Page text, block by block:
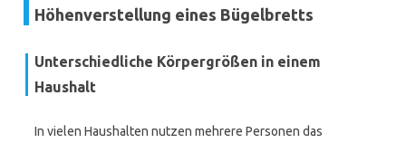
Höhenverstellung eines Bügelbretts
Unterschiedliche Körpergrößen in einem
Haushalt
In vielen Haushalten nutzen mehrere Personen das